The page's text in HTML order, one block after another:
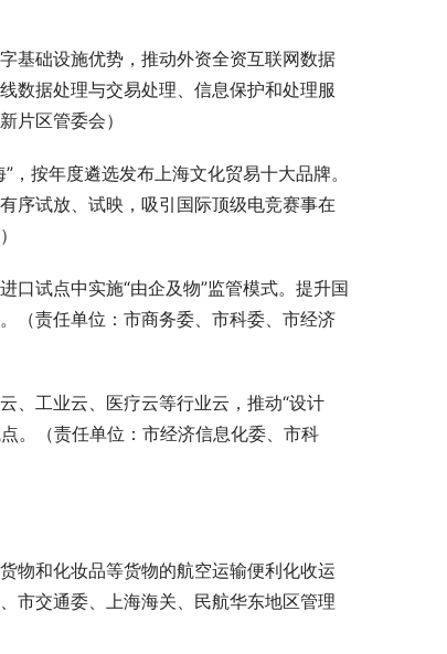
基础设施优势，推动外资全资互联网数据
数据处理与交易处理、信息保护和处理服
片区管委会）
，按年度遴选发布上海文化贸易十大品牌。
序试放、试映，吸引国际顶级电竞赛事在
口试点中实施“由企及物”监管模式。提升国
（责任单位：市商务委、市科委、市经济
、工业云、医疗云等行业云，推动“设计
。（责任单位：市经济信息化委、市科
物和化妆品等货物的航空运输便利化收运
市交通委、上海海关、民航华东地区管理